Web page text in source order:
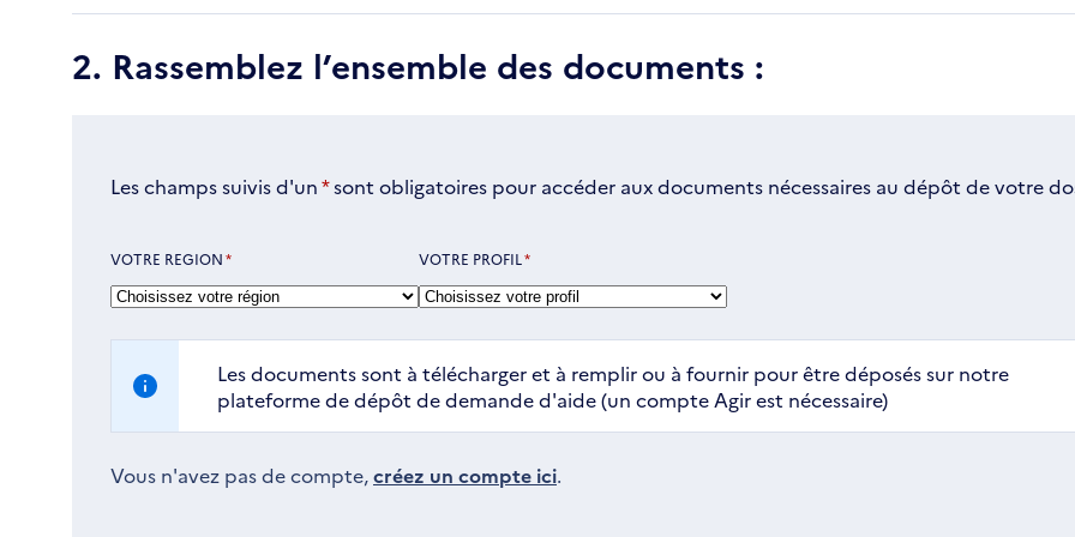
2. Rassemblez l’ensemble des documents :
Les champs suivis d'un*sont obligatoires pour accéder aux documents nécessaires au dépôt de votre
VOTRE REGION* VOTRE PROFIL *
Les documents sont à télécharger et à remplir ou à fournir pour être déposés sur notre
plateforme de dépôt de demande d'aide (un compte Agir est nécessaire)
Vous n'avez pas de compte,créez un compte ici.